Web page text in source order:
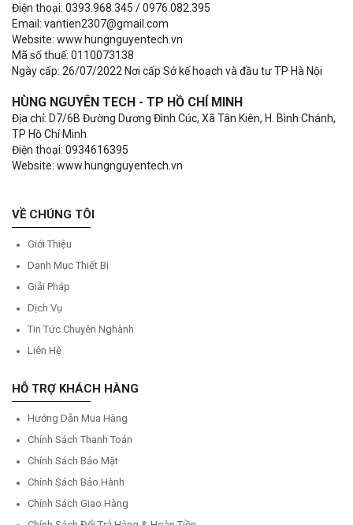
Điện thoại: 0393.968.345 / 0976.082.395
Email: vantien2307@gmail.com
Website: www.hungnguyentech.vn
Mã số thuế: 0110073138
Ngày cấp: 26/07/2022 Nơi cấp Sở kế hoạch và đầu tư TP Hà Nội
HÙNG NGUYÊN TECH - TP HỒ CHÍ MINH
Địa chỉ: D7/6B Đường Dương Đình Cúc, Xã Tân Kiên, H. Bình Chánh,
TP Hồ Chí Minh
Điện thoại: 0934616395
Website: www.hungnguyentech.vn
VỀ CHÚNG TÔI
Giới Thiệu
Danh Mục Thiết Bị
Giải Pháp
Dịch Vụ
Tin Tức Chuyên Nghành
Liên Hệ
HỖ TRỢ KHÁCH HÀNG
Hướng Dẫn Mua Hàng
Chính Sách Thanh Toán
Chính Sách Bảo Mật
Chính Sách Bảo Hành
Chính Sách Giao Hàng